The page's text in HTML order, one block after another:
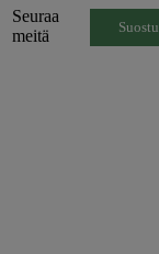
Seuraa
meitä